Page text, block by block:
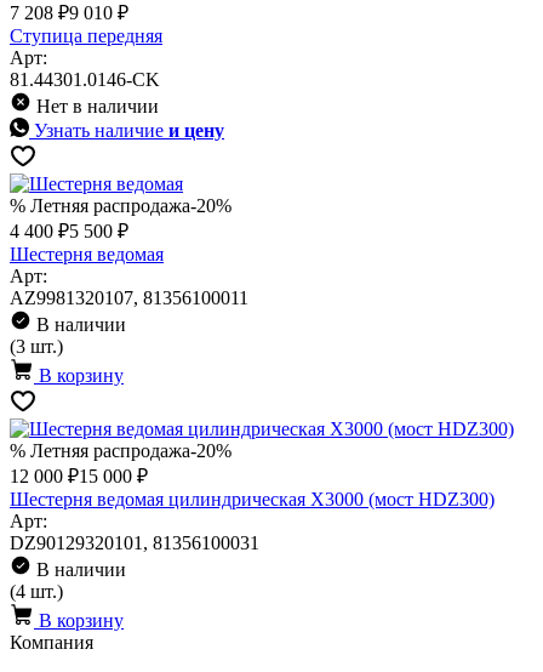
7 208 ₽9 010 ₽
Ступица передняя
Арт:
81.44301.0146-CK
Нет в наличии
Узнать наличие и цену
% Летняя распродажа-20%
4 400 ₽5 500 ₽
Шестерня ведомая
Арт:
AZ9981320107, 81356100011
В наличии
(3 шт.)
В корзину
% Летняя распродажа-20%
12 000 ₽15 000 ₽
Шестерня ведомая цилиндрическая X3000 (мост HDZ300)
Арт:
DZ90129320101, 81356100031
В наличии
(4 шт.)
В корзину
Компания